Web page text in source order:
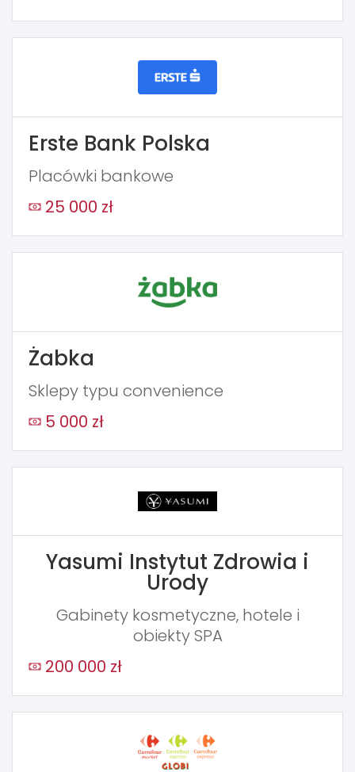
Erste Bank Polska
Placówki bankowe
25 000 zł
Żabka
Sklepy typu convenience
5 000 zł
Yasumi Instytut Zdrowia i
Urody
Gabinety kosmetyczne, hotele i
obiekty SPA
200 000 zł